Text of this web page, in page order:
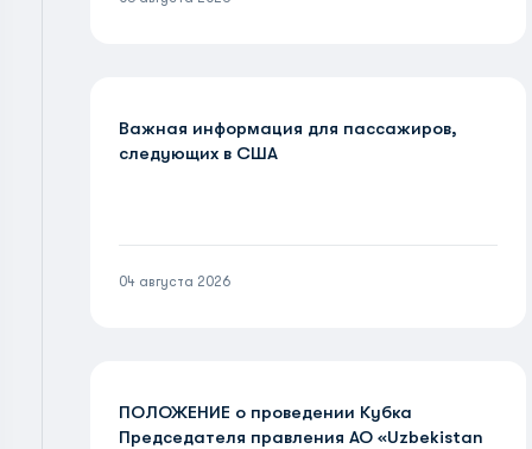
Важная информация для пассажиров,
следующих в США
04 августа 2026
ПОЛОЖЕНИЕ о проведении Кубка
Председателя правления АО «Uzbekistan